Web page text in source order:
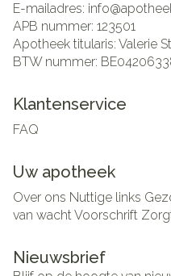
E-mailadres: info@
APB nummer: 123501
Apotheek titularis: Valerie
BTW nummer:
Klantenservice
FAQ
Uw apotheek
Over ons Nuttige links
van wachtVoorschrift
Nieuwsbrief